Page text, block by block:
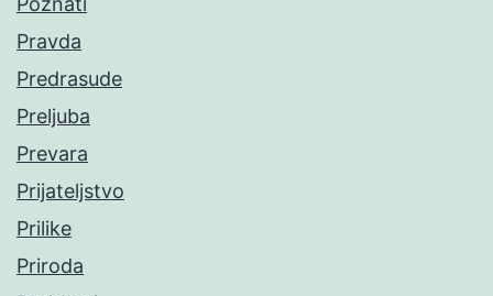
Pravda
Predrasude
Preljuba
Prevara
Prijateljstvo
Prilike
Priroda